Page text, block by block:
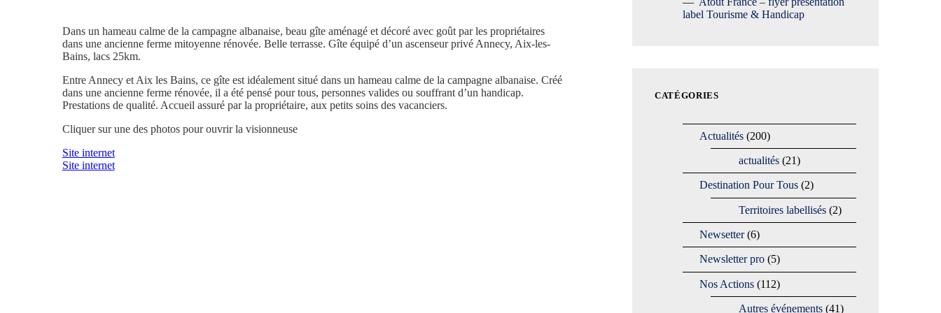
Dans un hameau calme de la campagne albanaise, beau gîte aménagé et décoré avec goût par les propriétaires
dans une ancienne ferme mitoyenne rénovée. Belle terrasse. Gîte équipé d’un ascenseur privé Annecy, Aix-les-
Bains, lacs 25km.
Entre Annecy et Aix les Bains, ce gîte est idéalement situé dans un hameau calme de la campagne albanaise. Créé
dans une ancienne ferme rénovée, il a été pensé pour tous, personnes valides ou souffrant d’un handicap.
Prestations de qualité. Accueil assuré par la propriétaire, aux petits soins des vacanciers.
Cliquer sur une des photos pour ouvrir la visionneuse
Site internet
Site internet
label Tourisme & Handicap
CATÉGORIES
Actualités (200)
actualités (21)
Destination Pour Tous (2)
Territoires labellisés (2)
Newsetter(6)
Newsletter pro (5)
Nos Actions (112)
Autres événements (41)